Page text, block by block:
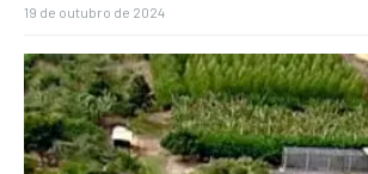
19 de outubro de 2024